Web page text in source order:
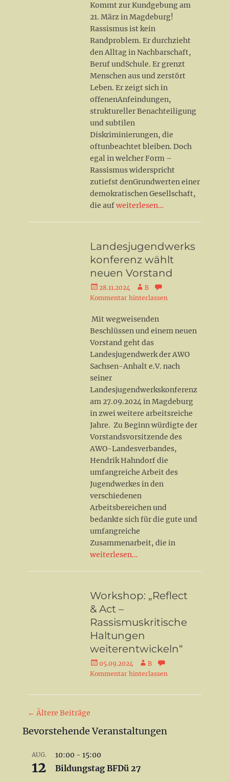
Kommt zur Kundgebung am
21. März in Magdeburg!
Rassismus ist kein
Randproblem. Er durchzieht
den Alltag in Nachbarschaft,
Beruf undSchule. Er grenzt
Menschen aus und zerstört
Leben. Er zeigt sich in
offenenAnfeindungen,
struktureller Benachteiligung
und subtilen
Diskriminierungen, die
oftunbeachtet bleiben. Doch
egal in welcher Form –
Rassismus widerspricht
zutiefst denGrundwerten einer
demokratischen Gesellschaft,
die aufweiterlesen…
Landesjugendwerks
konferenz wählt
neuen Vorstand
Veröffentlicht
am
28.11.2024 Autor
B
Kommentar hinterlassen
Mit wegweisenden
Beschlüssen und einem neuen
Vorstand geht das
Landesjugendwerk der AWO
Sachsen-Anhalt e.V. nach
seiner
Landesjugendwerkskonferenz
am 27.09.2024 in Magdeburg
in zwei weitere arbeitsreiche
Jahre. Zu Beginn würdigte der
Vorstandsvorsitzende des
AWO-Landesverbandes,
Hendrik Hahndorf die
umfangreiche Arbeit des
Jugendwerkes in den
verschiedenen
Arbeitsbereichen und
bedankte sich für die gute und
umfangreiche
Zusammenarbeit, die in
weiterlesen…
Workshop: „Reflect
& Act –
Rassismuskritische
Haltungen
weiterentwickeln“
Veröffentlicht
am
05.09.2024 Autor
B
Kommentar hinterlassen
Beitrag-
Navigation
← Ältere Beiträge
Bevorstehende Veranstaltungen
AUG.
12
10:00 - 15:00
Bildungstag BFDü 27